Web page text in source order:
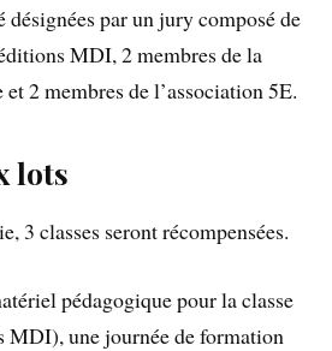
désignées par un jury composé de
MDI, 2 membres de la
2 membres de l’association 5E.
lots
3 classes seront récompensées.
pédagogique pour la classe
MDI), une journée de formation